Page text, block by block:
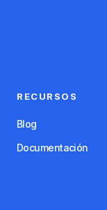
RECURSOS
Blog
Documentación